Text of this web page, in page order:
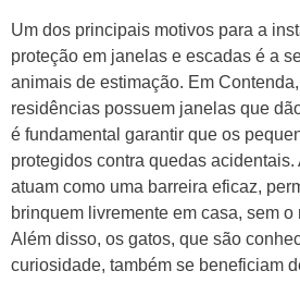
Um dos principais motivos para a
proteção em janelas e escadas é a
animais de estimação. Em
residências possuem janelas que
é fundamental garantir que os
protegidos contra quedas
atuam como uma barreira eficaz,
brinquem livremente em casa, sem
Além disso, os gatos, que são
curiosidade, também se beneficiam